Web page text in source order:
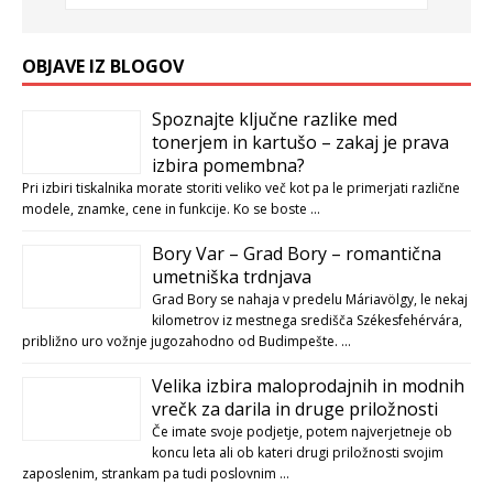
OBJAVE IZ BLOGOV
Spoznajte ključne razlike med
tonerjem in kartušo – zakaj je prava
izbira pomembna?
Pri izbiri tiskalnika morate storiti veliko več kot pa le primerjati različne
modele, znamke, cene in funkcije. Ko se boste …
Bory Var – Grad Bory – romantična
umetniška trdnjava
Grad Bory se nahaja v predelu Máriavölgy, le nekaj
kilometrov iz mestnega središča Székesfehérvára,
približno uro vožnje jugozahodno od Budimpešte. …
Velika izbira maloprodajnih in modnih
vrečk za darila in druge priložnosti
Če imate svoje podjetje, potem najverjetneje ob
koncu leta ali ob kateri drugi priložnosti svojim
zaposlenim, strankam pa tudi poslovnim …